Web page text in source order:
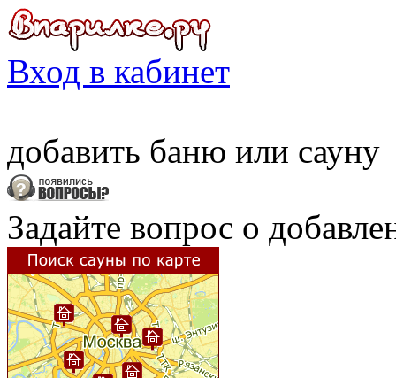
Вход в кабинет
добавить баню или сауну
Задайте вопрос о